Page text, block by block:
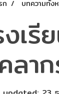
ก บทความทั้ง
งเ
ลา